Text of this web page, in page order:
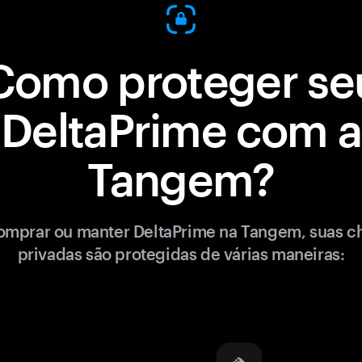
proteger
DeltaPrime com a
Tangem?
ou manter DeltaPrime na Tangem, suas
privadas são protegidas de várias maneiras: